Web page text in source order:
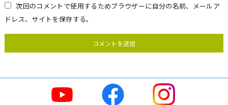
次回のコメントで使用するためブラウザーに自分の名前、メールア
ドレス、サイトを保存する。